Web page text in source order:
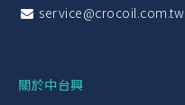
service@crocoil.com.tw
關於中台興